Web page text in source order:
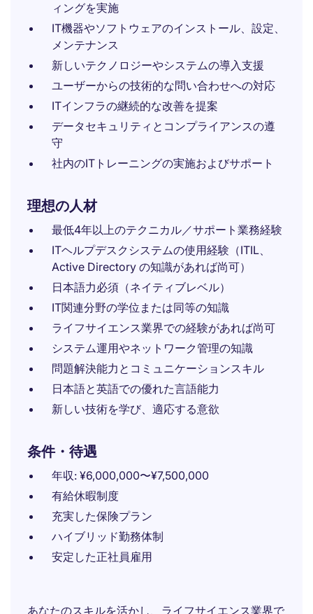
ィングを実施
IT機器やソフトウェアのインストール、設定、
メンテナンス
新しいテクノロジーやシステムの導入支援
ユーザーからの技術的な問い合わせへの対応
ITインフラの継続的な改善を提案
データセキュリティとコンプライアンスの遵
守
社内のITトレーニングの実施およびサポート
理想の人材
最低4年以上のテクニカル／サポート業務経験
ITヘルプデスクシステムの使用経験（ITIL、
Active Directory の知識があれば尚可）
日本語力必須（ネイティブレベル）
IT関連分野の学位または同等の知識
ライフサイエンス業界での経験があれば尚可
システム運用やネットワーク管理の知識
問題解決能力とコミュニケーションスキル
日本語と英語での優れた言語能力
新しい技術を学び、適応する意欲
条件・待遇
年収: ¥6,000,000〜¥7,500,000
有給休暇制度
充実した保険プラン
ハイブリッド勤務体制
安定した正社員雇用
あなたのスキルを活かし、ライフサイエンス業界で